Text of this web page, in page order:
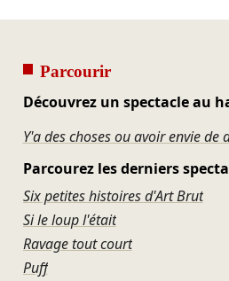
Parcourir
Découvrez un spectacle au
Y'a des choses ou avoir envie de
Parcourez les derniers
Six petites histoires d'Art Brut
Si le loup l'était
Ravage tout court
Puff